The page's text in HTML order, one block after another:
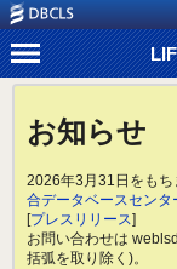
お知らせ
2026年3月31日をも
合データベースセンタ
[プレスリリース]
お問い合わせは
括弧を取り除く)。